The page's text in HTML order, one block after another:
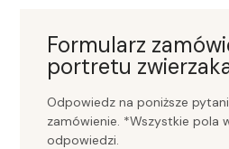
Formularz
portretu
Odpowiedz na poniższe
zamówienie. *Wszystkie pola
odpowiedzi.